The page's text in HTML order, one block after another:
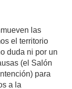
las
el territorio
duda ni por un
(el Salón
para
a la